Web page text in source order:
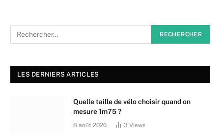
LES DERNIERS ARTICLES
Quelle taille de vélo choisir quand on
mesure 1m75 ?
8 août 2026 3 Views